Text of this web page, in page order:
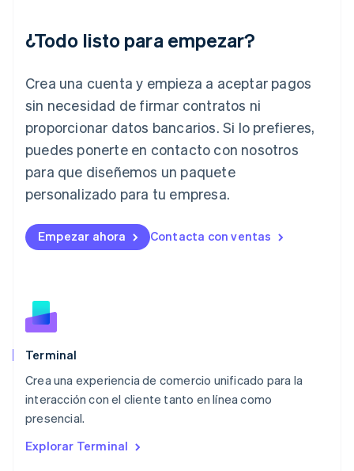
¿Todo listo para empezar?
Crea una cuenta y empieza a aceptar pagos
sin necesidad de firmar contratos ni
proporcionar datos bancarios. Si lo prefieres,
puedes ponerte en contacto con nosotros
para que diseñemos un paquete
personalizado para tu empresa.
Empezar ahora Contacta con ventas
Terminal
Crea una experiencia de comercio unificado para la
interacción con el cliente tanto en línea como
presencial.
Explorar Terminal
India
English
English
Italia
Japón
日本語 English
Letonia
English
Liechtenstein
Lituania
English
Malta
México
Noruega
English
Nueva Zelandia
Países Bajos